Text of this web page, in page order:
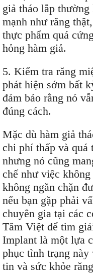
giả tháo lắp thường
mạnh như răng
thực phẩm quá
hỏng hàm giả.
5. Kiểm tra răng
phát hiện sớm bất
đảm bảo rằng nó
đúng cách.
Mặc dù hàm giả
chi phí thấp và quá
nhưng nó cũng
chế như việc
không ngăn chặn
nếu bạn gặp phải
chuyên gia tại các
Tâm Việt để tìm
Implant là một lựa
phục tình trạng
tin và sức khỏe